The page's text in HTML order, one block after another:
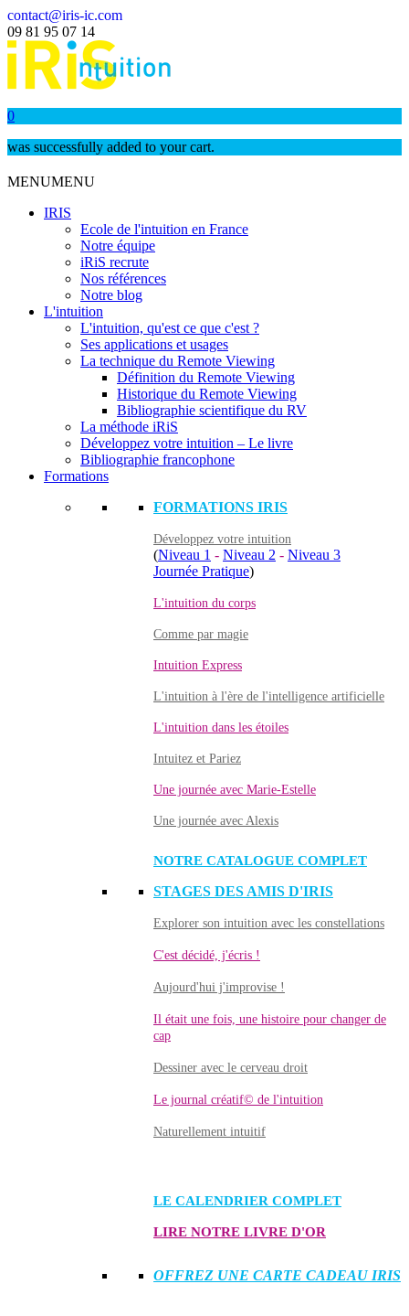
contact@iris-ic.com
09 81 95 07 14
0
was successfully added to your cart.
MENUMENU
IRIS
Ecole de l'intuition en France
Notre équipe
iRiS recrute
Nos références
Notre blog
L'intuition
L'intuition, qu'est ce que c'est ?
Ses applications et usages
La technique du Remote Viewing
Définition du Remote Viewing
Historique du Remote Viewing
Bibliographie scientifique du RV
La méthode iRiS
Développez votre intuition – Le livre
Bibliographie francophone
Formations
FORMATIONS IRIS
Développez votre intuition
(Niveau 1 - Niveau 2 - Niveau 3
Journée Pratique)
L'intuition du corps
Comme par magie
Intuition Express
L'intuition à l'ère de l'intelligence artificielle
L'intuition dans les étoiles
Intuitez et Pariez
Une journée avec Marie-Estelle
Une journée avec Alexis
NOTRE CATALOGUE COMPLET
STAGES DES AMIS D'IRIS
Explorer son intuition avec les constellations
C'est décidé, j'écris !
Aujourd'hui j'improvise !
Il était une fois, une histoire pour changer de
cap
Dessiner avec le cerveau droit
Le journal créatif© de l'intuition
Naturellement intuitif
LE CALENDRIER COMPLET
LIRE NOTRE LIVRE D'OR
OFFREZ UNE CARTE CADEAU IRIS